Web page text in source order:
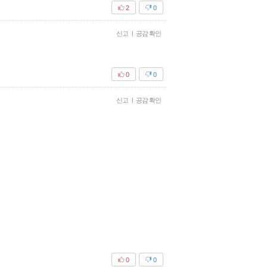
0
2
신고 | 공감 확인
0
0
신고 | 공감 확인
0
0